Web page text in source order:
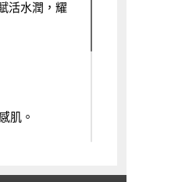
活水潤，耀
肌。